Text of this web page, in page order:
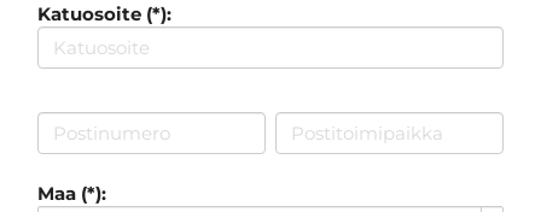
Katuosoite (*):
Maa (*):